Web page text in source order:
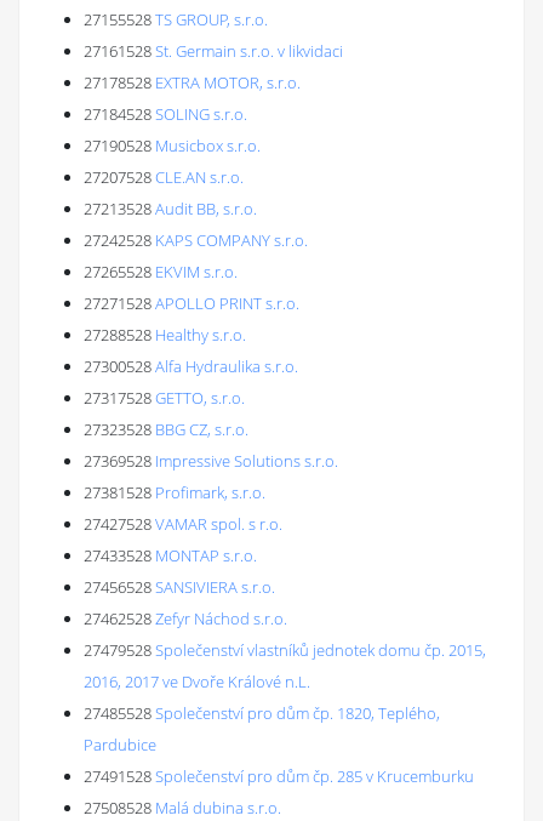
27155528TS GROUP, s.r.o.
27161528St. Germain s.r.o. v likvidaci
27178528 EXTRA MOTOR, s.r.o.
27184528SOLING s.r.o.
27190528 Musicbox s.r.o.
27207528CLE.AN s.r.o.
27213528Audit BB, s.r.o.
27242528 KAPS COMPANY s.r.o.
27265528 EKVIM s.r.o.
27271528APOLLO PRINT s.r.o.
27288528 Healthy s.r.o.
27300528Alfa Hydraulika s.r.o.
27317528GETTO, s.r.o.
27323528 BBG CZ, s.r.o.
27369528 Impressive Solutions s.r.o.
27381528 Profimark, s.r.o.
27427528VAMAR spol. s r.o.
27433528 MONTAP s.r.o.
27456528SANSIVIERA s.r.o.
27462528Zefyr Náchod s.r.o.
27479528Společenství vlastníků jednotek domu čp. 2015,
2016, 2017 ve Dvoře Králové n.L.
27485528Společenství pro dům čp. 1820, Teplého,
Pardubice
27491528Společenství pro dům čp. 285 v Krucemburku
27508528 Malá dubina s.r.o.